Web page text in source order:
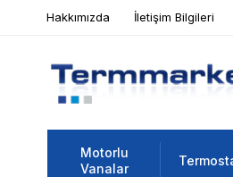
Hakkımızda İletişim Bilgileri
Motorlu
Vanalar